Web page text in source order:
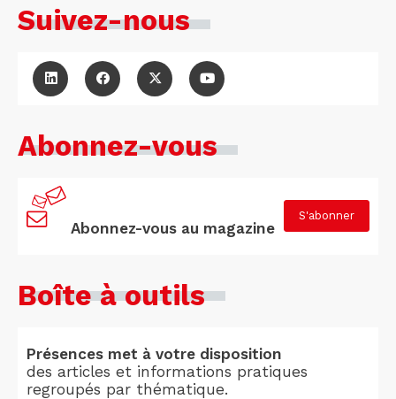
Suivez-nous
Abonnez-vous
Abonnez-vous au magazine
S'abonner
Boîte à outils
Présences met à votre disposition
des articles et informations pratiques
regroupés par thématique.